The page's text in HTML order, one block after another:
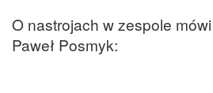
O nastrojach w zespole
Paweł Posmyk: